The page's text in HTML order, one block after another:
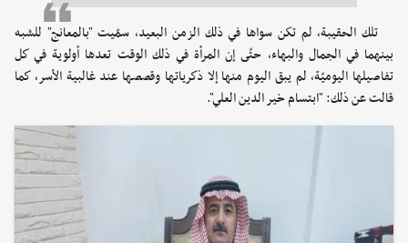
تلك الحقيبة، لم تكن سواها في ذلك الزمن البعيد، سمّيت "بالمعانج" للشبه
بينهما في الجمال والبهاء، حتّى إن المرأة في ذلك الوقت تعدها أولوية في كل
تفاصيلها اليوميّة، لم يبق اليوم منها إلا ذكرياتها وقصصها عند غالبية الأسر، كما
قالت عن ذلك: "ابتسام خير الدين العلي".